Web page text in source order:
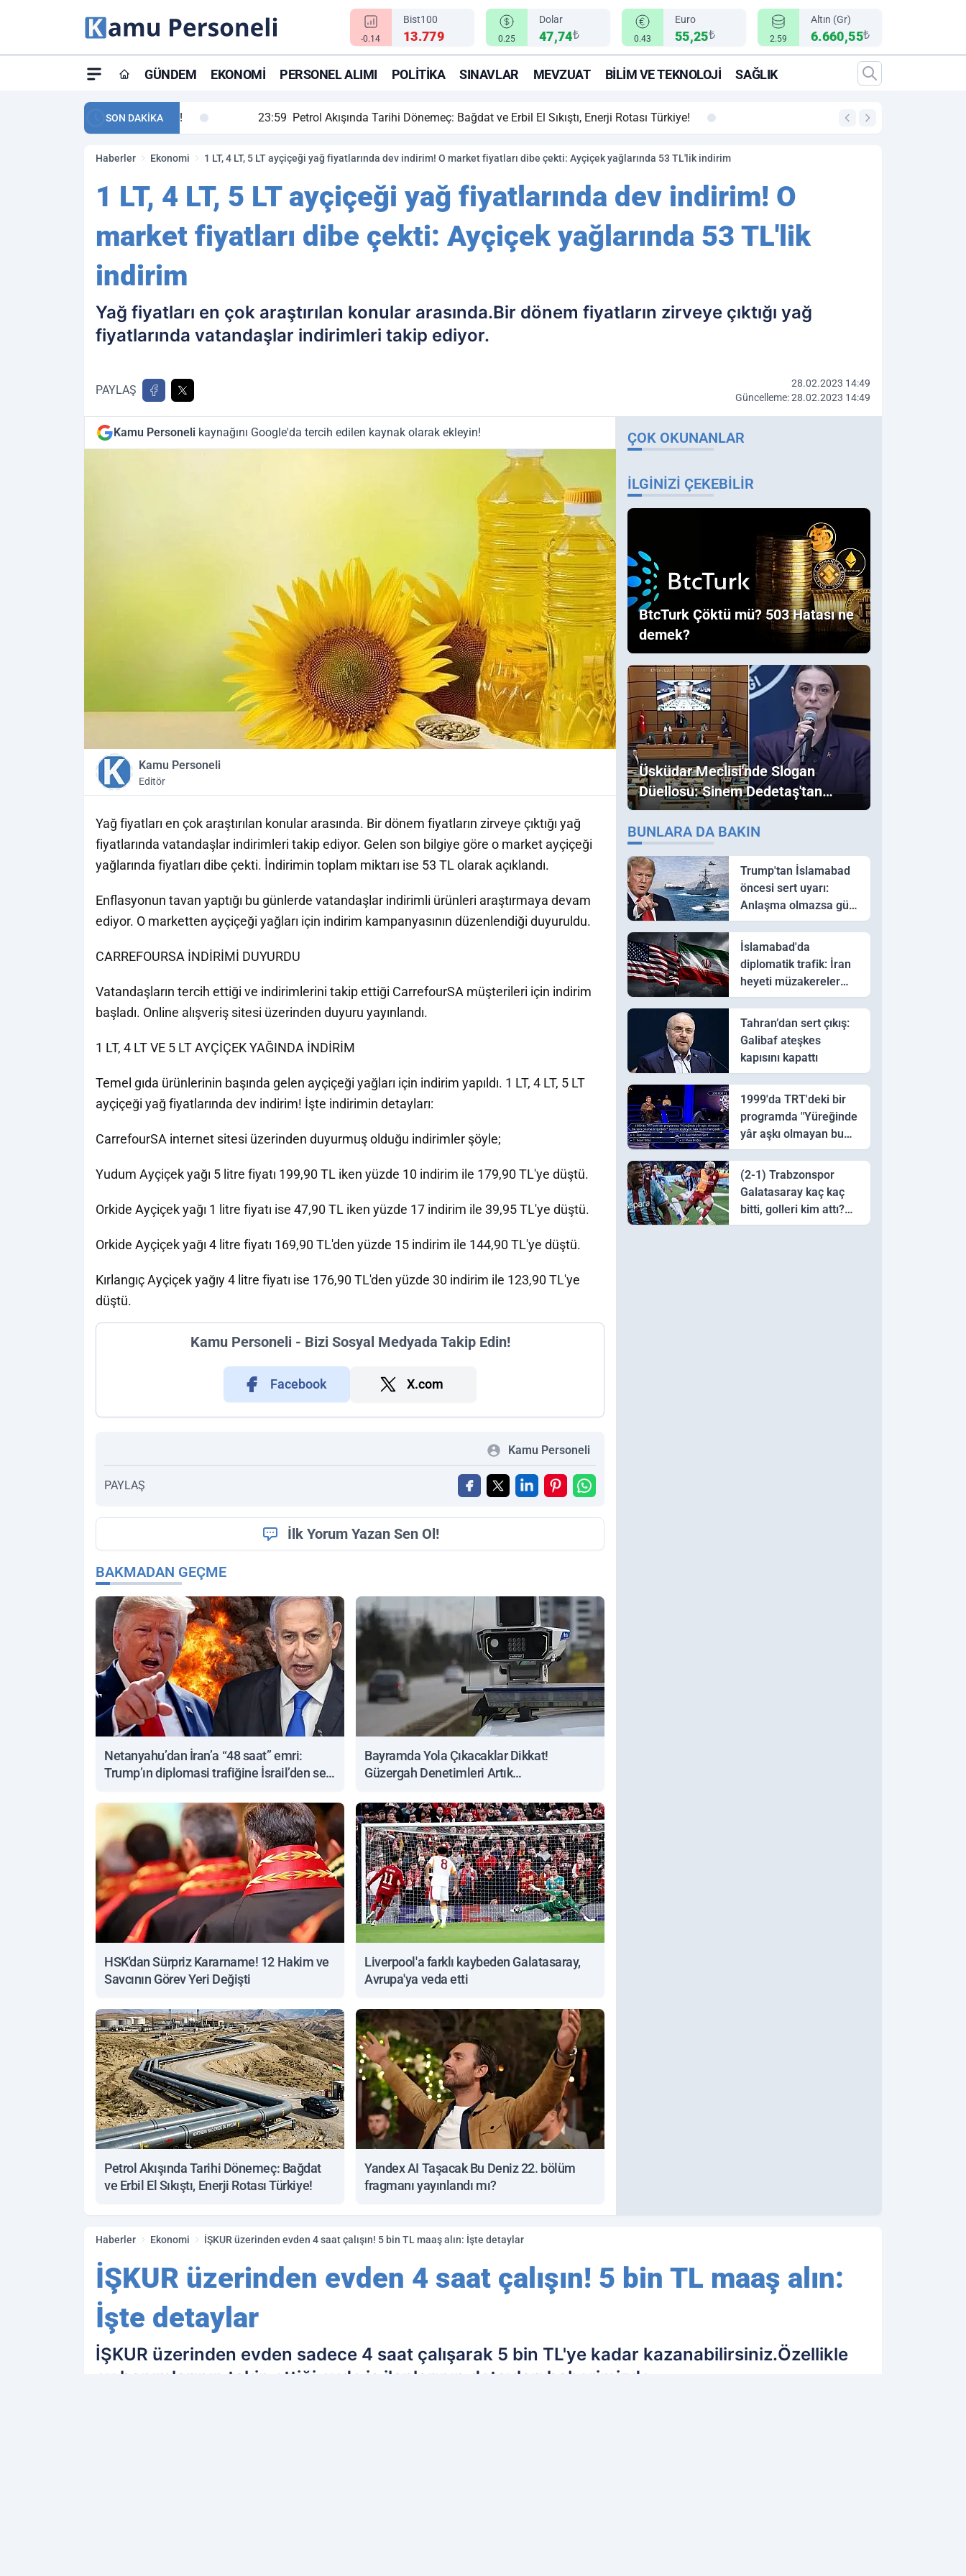
-0.14
Bist100
13.779 0.25
Dolar
47,74₺ 0.43
Euro
55,25₺ 2.59
Altın (Gr)
6.660,55₺
GÜNDEM EKONOMI PERSONEL ALIMI POLITIKA SINAVLAR MEVZUAT BILIM VE TEKNOLOJI SAĞLIK
SON DAKİKA
maç özeti ve golleri! 23:59 Petrol Akışında Tarihi Dönemeç: Bağdat ve Erbil El Sıkıştı, Enerji Rotası Türkiye! 00:12
Haberler Ekonomi 1 LT, 4 LT, 5 LT ayçiçeği yağ fiyatlarında dev indirim! O market fiyatları dibe çekti: Ayçiçek yağlarında 53 TL'lik indirim
1 LT, 4 LT, 5 LT ayçiçeği yağ fiyatlarında dev indirim! O
market fiyatları dibe çekti: Ayçiçek yağlarında 53 TL'lik
indirim
Yağ fiyatları en çok araştırılan konular arasında.Bir dönem fiyatların zirveye çıktığı yağ
fiyatlarında vatandaşlar indirimleri takip ediyor.
PAYLAŞ
28.02.2023 14:49
Güncelleme: 28.02.2023 14:49
Kamu Personeli kaynağını Google'da tercih edilen kaynak olarak ekleyin!
Kamu Personeli
Editör
Yağ fiyatları en çok araştırılan konular arasında. Bir dönem fiyatların zirveye çıktığı yağ
fiyatlarında vatandaşlar indirimleri takip ediyor. Gelen son bilgiye göre o market ayçiçeği
yağlarında fiyatları dibe çekti. İndirimin toplam miktarı ise 53 TL olarak açıklandı.
Enflasyonun tavan yaptığı bu günlerde vatandaşlar indirimli ürünleri araştırmaya devam
ediyor. O marketten ayçiçeği yağları için indirim kampanyasının düzenlendiği duyuruldu.
CARREFOURSA İNDİRİMİ DUYURDU
Vatandaşların tercih ettiği ve indirimlerini takip ettiği CarrefourSA müşterileri için indirim
başladı. Online alışveriş sitesi üzerinden duyuru yayınlandı.
1 LT, 4 LT VE 5 LT AYÇİÇEK YAĞINDA İNDİRİM
Temel gıda ürünlerinin başında gelen ayçiçeği yağları için indirim yapıldı. 1 LT, 4 LT, 5 LT
ayçiçeği yağ fiyatlarında dev indirim! İşte indirimin detayları:
CarrefourSA internet sitesi üzerinden duyurmuş olduğu indirimler şöyle;
Yudum Ayçiçek yağı 5 litre fiyatı 199,90 TL iken yüzde 10 indirim ile 179,90 TL'ye düştü.
Orkide Ayçiçek yağı 1 litre fiyatı ise 47,90 TL iken yüzde 17 indirim ile 39,95 TL'ye düştü.
Orkide Ayçiçek yağı 4 litre fiyatı 169,90 TL'den yüzde 15 indirim ile 144,90 TL'ye düştü.
Kırlangıç Ayçiçek yağıy 4 litre fiyatı ise 176,90 TL'den yüzde 30 indirim ile 123,90 TL'ye
düştü.
Kamu Personeli - Bizi Sosyal Medyada Takip Edin!
Facebook X.com
Kamu Personeli
PAYLAŞ
İlk Yorum Yazan Sen Ol!
BAKMADAN GEÇME
Netanyahu’dan İran’a “48 saat” emri:
Trump’ın diplomasi trafiğine İsrail’den sert
Bayramda Yola Çıkacaklar Dikkat!
Güzergah Denetimleri Artık
HSK'dan Sürpriz Kararname! 12 Hakim ve
Savcının Görev Yeri Değişti
Liverpool'a farklı kaybeden Galatasaray,
Avrupa'ya veda etti
Petrol Akışında Tarihi Dönemeç: Bağdat
ve Erbil El Sıkıştı, Enerji Rotası Türkiye!
Yandex AI Taşacak Bu Deniz 22. bölüm
fragmanı yayınlandı mı?
ÇOK OKUNANLAR
İLGINIZI ÇEKEBILIR
BtcTurk Çöktü mü? 503 Hatası ne
demek?
Üsküdar Meclisi'nde Slogan
Düellosu: Sinem Dedetaş'tan
Ezber Bozan "Erdoğan" ve
"İmamoğlu" Çıkışı!
BUNLARA DA BAKIN
Trump'tan İslamabad
öncesi sert uyarı:
Anlaşma olmazsa güç
kullanırız
İslamabad'da
diplomatik trafik: İran
heyeti müzakereler
için Pakistan'a ulaştı
Tahran’dan sert çıkış:
Galibaf ateşkes
kapısını kapattı
1999'da TRT'deki bir
programda "Yüreğinde
yâr aşkı olmayan bu
sazı çalarsa tingirdatır"
sözünü söyleyen halk
ozanı hangisidir?
(2-1) Trabzonspor
Galatasaray kaç kaç
bitti, golleri kim attı?
Trabzonspor
Haberler Ekonomi İŞKUR üzerinden evden 4 saat çalışın! 5 bin TL maaş alın: İşte detaylar
İŞKUR üzerinden evden 4 saat çalışın! 5 bin TL maaş alın:
İşte detaylar
İŞKUR üzerinden evden sadece 4 saat çalışarak 5 bin TL'ye kadar kazanabilirsiniz.Özellikle
ev hanımlarının takip ettiği evde iş ilanlarının detayları haberimizde.